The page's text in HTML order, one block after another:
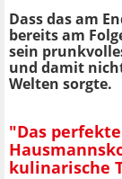
Dass das am
bereits am
sein
und damit
Welten sorgte.
"Das
kulinarische